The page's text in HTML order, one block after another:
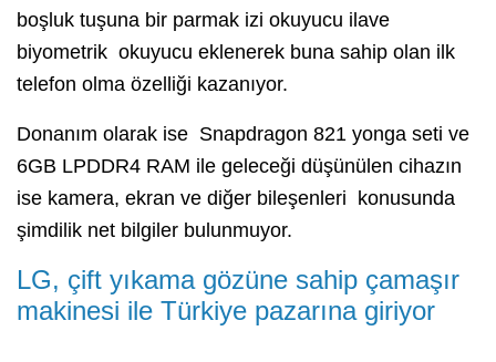
boşluk tuşuna bir parmak izi okuyucu ilave
biyometrik okuyucu eklenerek buna sahip olan ilk
telefon olma özelliği kazanıyor.
Donanım olarak ise Snapdragon 821 yonga seti ve
6GB LPDDR4 RAM ile geleceği düşünülen cihazın
ise kamera, ekran ve diğer bileşenleri konusunda
şimdilik net bilgiler bulunmuyor.
LG, çift yıkama gözüne sahip çamaşır
makinesi ile Türkiye pazarına giriyor